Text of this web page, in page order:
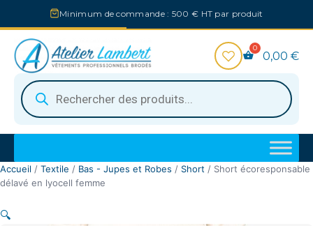
au
contenu
Minimum de commande : 500 € HT par produit
Recherche
de
produits
0,00 €
Accueil / Textile / Bas - Jupes et Robes / Short / Short écoresponsable
délavé en lyocell femme
🔍